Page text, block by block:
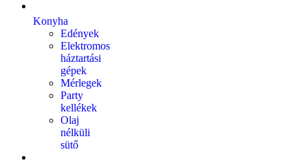
Konyha
Edények
Elektromos
háztartási
gépek
Mérlegek
Party
kellékek
Olaj
nélküli
sütő